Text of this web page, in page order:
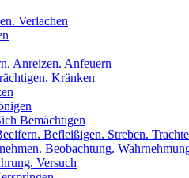
Verlachen
Anreizen. Anfeuern
Kränken
Bemächtigen
Befleißigen. Streben.
Beobachtung.
Versuch